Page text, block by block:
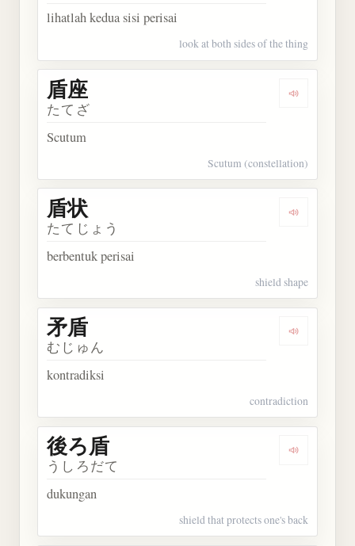
lihatlah kedua sisi perisai
look at both sides of the thing
Dengarkan
盾座
たてざ
Scutum
Scutum (constellation)
Dengarkan
盾状
たてじょう
berbentuk perisai
shield shape
Dengarkan
矛盾
むじゅん
kontradiksi
contradiction
Dengarkan
後ろ盾
うしろだて
dukungan
shield that protects one's back